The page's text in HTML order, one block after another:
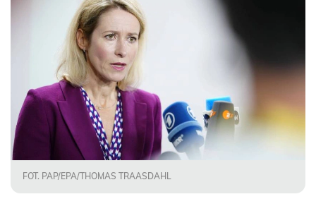
FOT. PAP/EPA/THOMAS TRAASDAHL